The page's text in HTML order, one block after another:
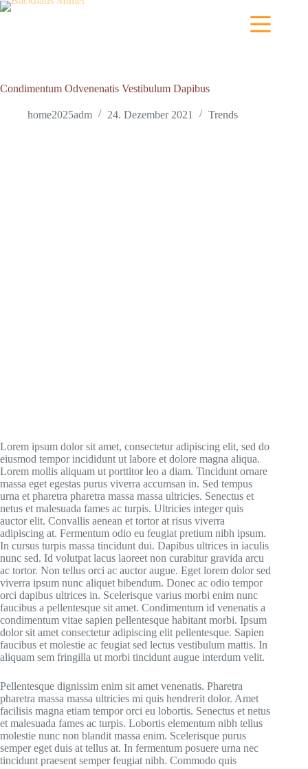
Zum
Condimentum Odvenenatis Vestibulum Dapibus
home2025adm 24. Dezember 2021 Trends
Lorem ipsum dolor sit amet, consectetur adipiscing elit, sed do
eiusmod tempor incididunt ut labore et dolore magna aliqua.
Lorem mollis aliquam ut porttitor leo a diam. Tincidunt ornare
massa eget egestas purus viverra accumsan in. Sed tempus
urna et pharetra pharetra massa massa ultricies. Senectus et
netus et malesuada fames ac turpis. Ultricies integer quis
auctor elit. Convallis aenean et tortor at risus viverra
adipiscing at. Fermentum odio eu feugiat pretium nibh ipsum.
In cursus turpis massa tincidunt dui. Dapibus ultrices in iaculis
nunc sed. Id volutpat lacus laoreet non curabitur gravida arcu
ac tortor. Non tellus orci ac auctor augue. Eget lorem dolor sed
viverra ipsum nunc aliquet bibendum. Donec ac odio tempor
orci dapibus ultrices in. Scelerisque varius morbi enim nunc
faucibus a pellentesque sit amet. Condimentum id venenatis a
condimentum vitae sapien pellentesque habitant morbi. Ipsum
dolor sit amet consectetur adipiscing elit pellentesque. Sapien
faucibus et molestie ac feugiat sed lectus vestibulum mattis. In
aliquam sem fringilla ut morbi tincidunt augue interdum velit.
Pellentesque dignissim enim sit amet venenatis. Pharetra
pharetra massa massa ultricies mi quis hendrerit dolor. Amet
facilisis magna etiam tempor orci eu lobortis. Senectus et netus
et malesuada fames ac turpis. Lobortis elementum nibh tellus
molestie nunc non blandit massa enim. Scelerisque purus
semper eget duis at tellus at. In fermentum posuere urna nec
tincidunt praesent semper feugiat nibh. Commodo quis